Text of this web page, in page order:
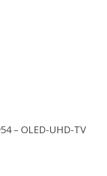
– OLED-UHD-TV